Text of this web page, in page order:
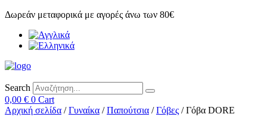
Skip
content
Δωρεάν μεταφορικά με αγορές άνω των 80€
Search
0,00 € 0 Cart
Αρχική σελίδα /Γυναίκα /Παπούτσια /Γόβες / Γόβα DORE